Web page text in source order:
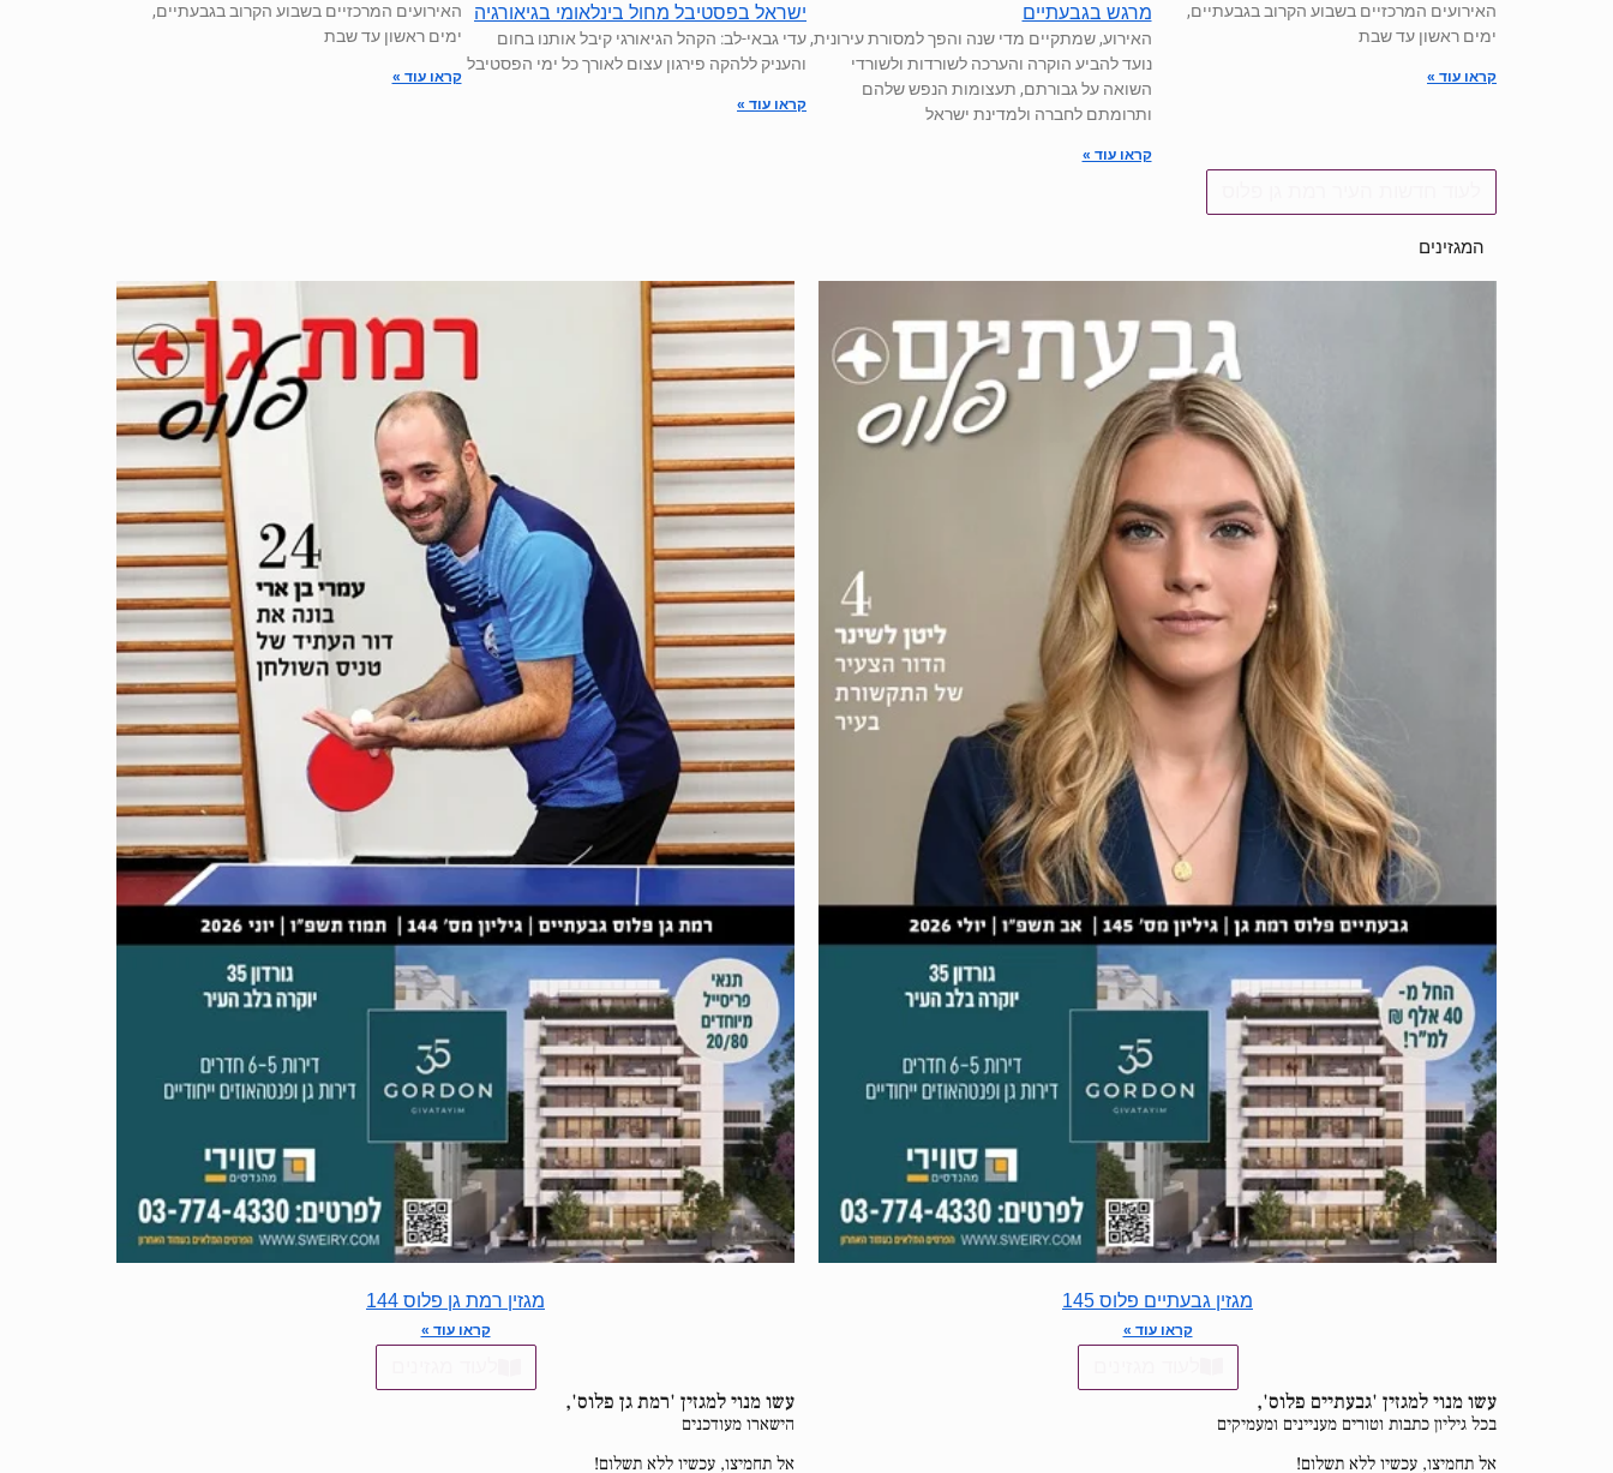
האירועים המרכזיים בשבוע הקרוב בגבעתיים,
ימים ראשון עד שבת
קראו עוד »
מרגש בגבעתיים
האירוע, שמתקיים מדי שנה והפך למסורת עירונית,
נועד להביע הוקרה והערכה לשורדות ולשורדי
השואה על גבורתם, תעצומות הנפש שלהם
ותרומתם לחברה ולמדינת ישראל
קראו עוד »
ישראל בפסטיבל מחול בינלאומי בגיאורגיה
עדי גבאי-לב: הקהל הגיאורגי קיבל אותנו בחום
והעניק ללהקה פירגון עצום לאורך כל ימי הפסטיבל
קראו עוד »
האירועים המרכזיים בשבוע הקרוב בגבעתיים,
ימים ראשון עד שבת
קראו עוד »
המגזינים
מגזין גבעתיים פלוס 145
קראו עוד »
עשו מנוי למגזין 'גבעתיים פלוס',
בכל גיליון כתבות וטורים מעניינים ומעמיקים
אל תחמיצו, עכשיו ללא תשלום!
מגזין רמת גן פלוס 144
קראו עוד »
עשו מנוי למגזין 'רמת גן פלוס',
הישארו מעודכנים
אל תחמיצו, עכשיו ללא תשלום!